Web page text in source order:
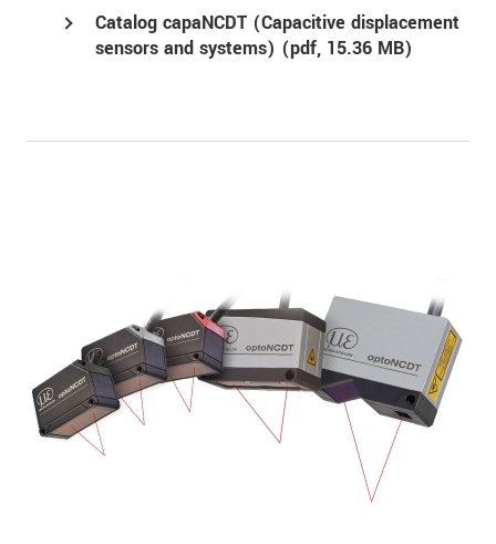
Catalog capaNCDT (Capacitive displacement
sensors and systems) (pdf, 15.36 MB)